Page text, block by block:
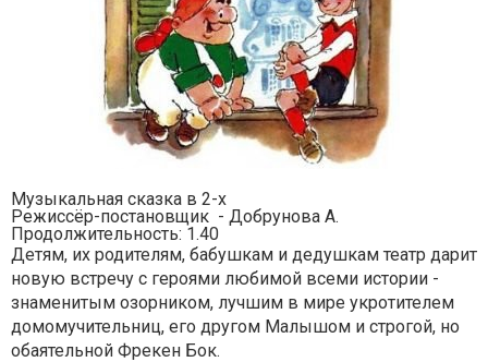
Музыкальная сказка в 2-х
Режиссёр-постановщик - Добрунова А.
Продолжительность: 1.40
Детям, их родителям, бабушкам и дедушкам театр дарит
новую встречу с героями любимой всеми истории -
знаменитым озорником, лучшим в мире укротителем
домомучительниц, его другом Малышом и строгой, но
обаятельной Фрекен Бок.